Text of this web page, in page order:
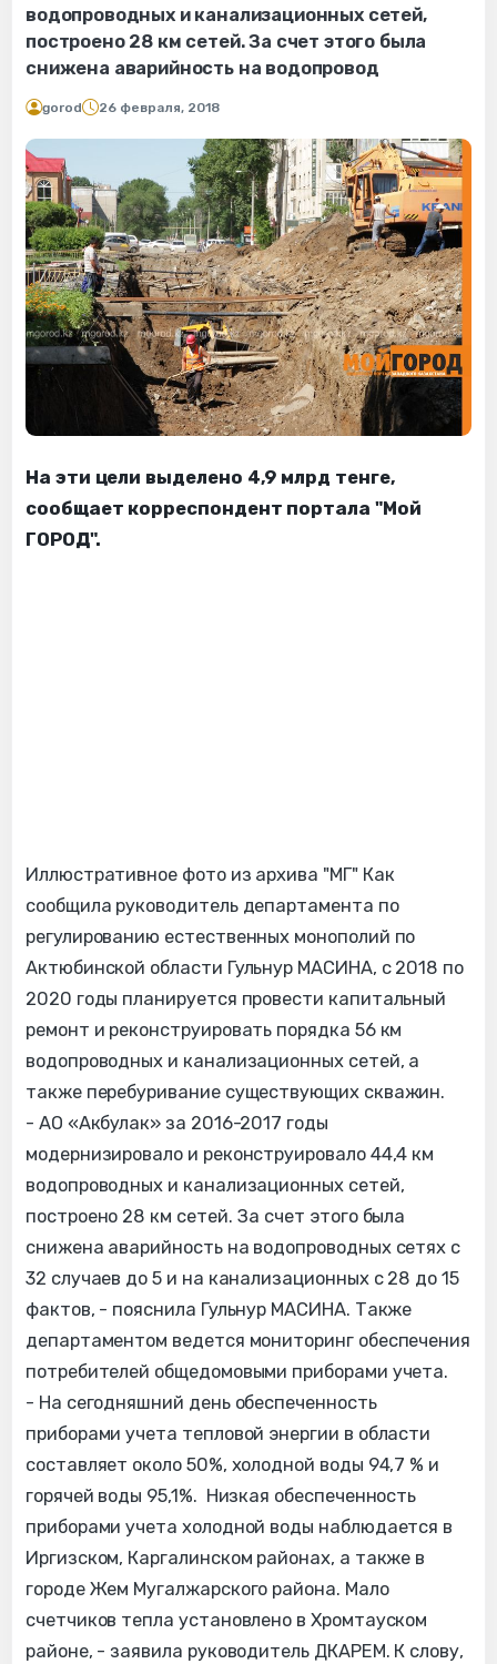
водопроводных и канализационных сетей,
построено 28 км сетей. За счет этого была
снижена аварийность на водопровод
gorod 26 февраля, 2018
На эти цели выделено 4,9 млрд тенге,
сообщает корреспондент портала "Мой
ГОРОД".
Иллюстративное фото из архива "МГ" Как
сообщила руководитель департамента по
регулированию естественных монополий по
Актюбинской области Гульнур МАСИНА, с 2018 по
2020 годы планируется провести капитальный
ремонт и реконструировать порядка 56 км
водопроводных и канализационных сетей, а
также перебуривание существующих скважин.
- АО «Акбулак» за 2016-2017 годы
модернизировало и реконструировало 44,4 км
водопроводных и канализационных сетей,
построено 28 км сетей. За счет этого была
снижена аварийность на водопроводных сетях с
32 случаев до 5 и на канализационных с 28 до 15
фактов, - пояснила Гульнур МАСИНА. Также
департаментом ведется мониторинг обеспечения
потребителей общедомовыми приборами учета.
- На сегодняшний день обеспеченность
приборами учета тепловой энергии в области
составляет около 50%, холодной воды 94,7 % и
горячей воды 95,1%. Низкая обеспеченность
приборами учета холодной воды наблюдается в
Иргизском, Каргалинском районах, а также в
городе Жем Мугалжарского района. Мало
счетчиков тепла установлено в Хромтауском
районе, - заявила руководитель ДКАРЕМ. К слову,